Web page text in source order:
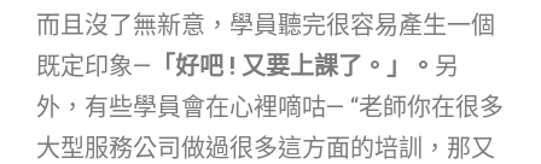
而且沒了無新意，學員聽完很容易產生一個
既定印象— 「好吧 ! 又要上課了。」。 另
外，有些學員會在心裡嘀咕— “老師你在很多
大型服務公司做過很多這方面的培訓，那又